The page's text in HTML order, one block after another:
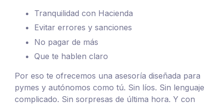
Tranquilidad con Hacienda
Evitar errores y sanciones
No pagar de más
Que te hablen claro
Por eso te ofrecemos una asesoría diseñada para
pymes y autónomos como tú. Sin líos. Sin lenguaje
complicado. Sin sorpresas de última hora. Y con